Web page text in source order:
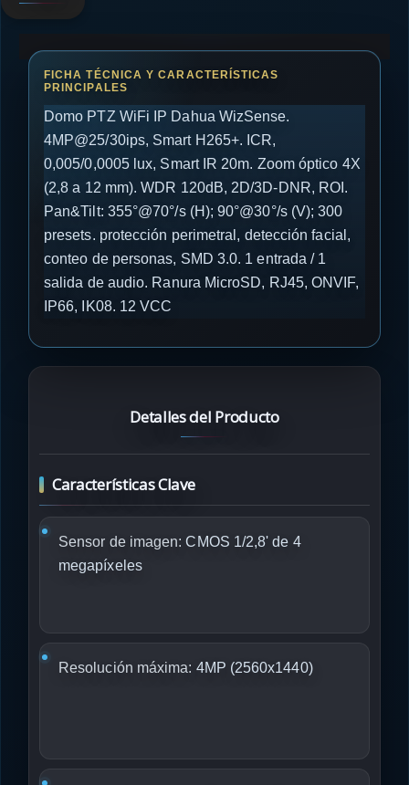
Domo PTZ WiFi IP Dahua WizSense.
4MP@25/30ips, Smart H265+. ICR,
0,005/0,0005 lux, Smart IR 20m. Zoom óptico 4X
(2,8 a 12 mm). WDR 120dB, 2D/3D-DNR, ROI.
Pan&Tilt: 355°@70°/s (H); 90°@30°/s (V); 300
presets. protección perimetral, detección facial,
conteo de personas, SMD 3.0. 1 entrada / 1
salida de audio. Ranura MicroSD, RJ45, ONVIF,
IP66, IK08. 12 VCC
Detalles del Producto
Características Clave
Sensor de imagen: CMOS 1/2,8' de 4
megapíxeles
Resolución máxima: 4MP (2560x1440)